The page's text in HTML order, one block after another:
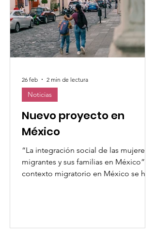
consciente en la misión común. En
este horizonte, la sinodalidad se
presenta como un camino privilegiado
para fortalecer la e
Nuevo proyecto en
México
“La integración social de las mujeres
migrantes y sus familias en México” El
contexto migratorio en México se ha
Noticias
26 feb 2 min de lectura